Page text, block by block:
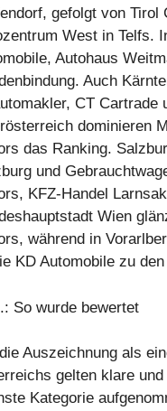
gefolgt von Tirol
West in Telfs.
Autohaus
Auch
CT Cartrade
dominieren
das Ranking.
und
KFZ-Handel
Wien
während in
KD Automobile zu
So wurde bewertet
Auszeichnung als
gelten klare
Kategorie